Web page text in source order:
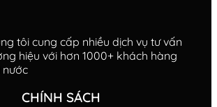
tôi cung cấp nhiều dịch vụ tư vấn
hiệu với hơn 1000+ khách hàng
CHÍNH SÁCH